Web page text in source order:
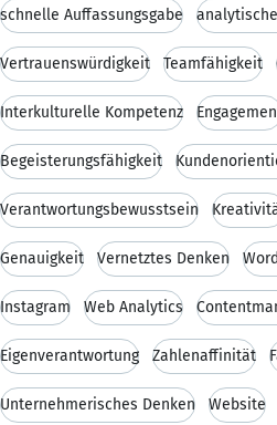
schnelle Auffassungsgabe
Vertrauenswürdigkeit Teamfähigkeit
Interkulturelle Kompetenz
Begeisterungsfähigkeit
Verantwortungsbewusstsein
Genauigkeit Vernetztes Denken
Instagram Web Analytics
Eigenverantwortung Zahlenaffinität
Unternehmerisches Denken Website